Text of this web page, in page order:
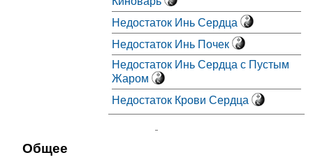
Недостаток Инь Сердца
Недостаток Инь Почек
Недостаток Инь Сердца с Пустым
Жаром
Недостаток Крови Сердца
Общее